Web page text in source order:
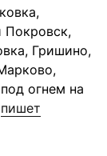
Покровск,
Гришино,
огнем на
пишет